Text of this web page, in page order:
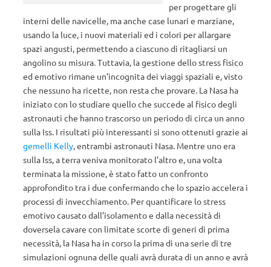
per progettare gli
interni delle navicelle, ma anche case lunari e marziane,
usando la luce, i nuovi materiali ed i colori per allargare
spazi angusti, permettendo a ciascuno di ritagliarsi un
angolino su misura. Tuttavia, la gestione dello stress fisico
ed emotivo rimane un’incognita dei viaggi spaziali e, visto
che nessuno ha ricette, non resta che provare. La Nasa ha
iniziato con lo studiare quello che succede al fisico degli
astronauti che hanno trascorso un periodo di circa un anno
sulla Iss. I risultati più interessanti si sono ottenuti grazie ai
gemelli Kelly, entrambi astronauti Nasa. Mentre uno era
sulla Iss, a terra veniva monitorato l’altro e, una volta
terminata la missione, è stato fatto un confronto
approfondito tra i due confermando che lo spazio accelera i
processi di invecchiamento. Per quantificare lo stress
emotivo causato dall’isolamento e dalla necessità di
doversela cavare con limitate scorte di generi di prima
necessità, la Nasa ha in corso la prima di una serie di tre
simulazioni ognuna delle quali avrà durata di un anno e avrà